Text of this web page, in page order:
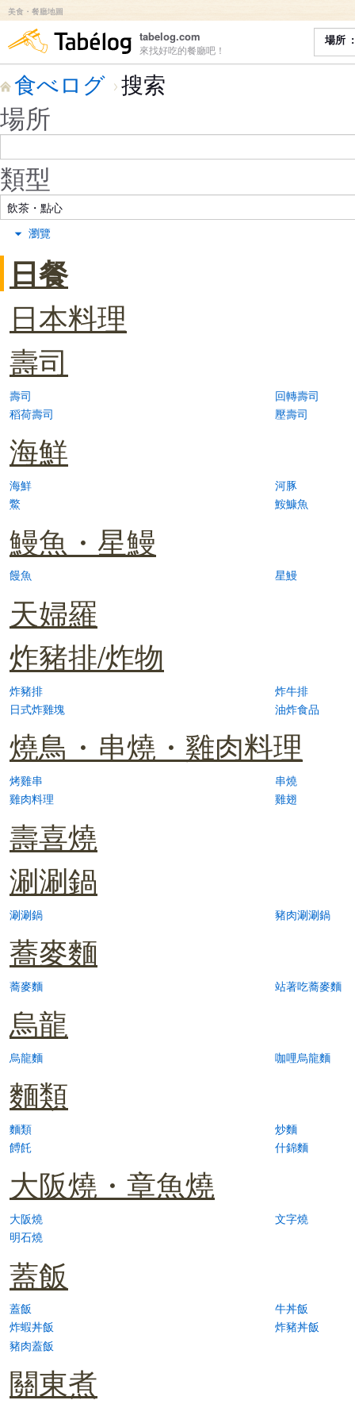
美食・餐廳地圖
食べログ
tabelog.com
來找好吃的餐廳吧！
場所
食べログ 搜索
場所
類型
瀏覽
日餐
日本料理
壽司
壽司
回轉壽司
稻荷壽司
壓壽司
海鮮
海鮮
河豚
鱉
鮟鱇魚
鰻魚・星鰻
饅魚 星鰻
天婦羅
炸豬排/炸物
炸豬排
炸牛排
日式炸雞塊
油炸食品
燒鳥・串燒・雞肉料理
烤雞串
串燒
雞肉料理
雞翅
壽喜燒
涮涮鍋
涮涮鍋 豬肉涮涮鍋
蕎麥麵
蕎麥麵 站著吃蕎麥麵
烏龍
烏龍麵 咖哩烏龍麵
麵類
麵類
炒麵
餺飥
什錦麵
大阪燒・章魚燒
大阪燒
文字燒
明石燒
蓋飯
蓋飯
牛丼飯
炸蝦丼飯
炸豬丼飯
豬肉蓋飯
關東煮